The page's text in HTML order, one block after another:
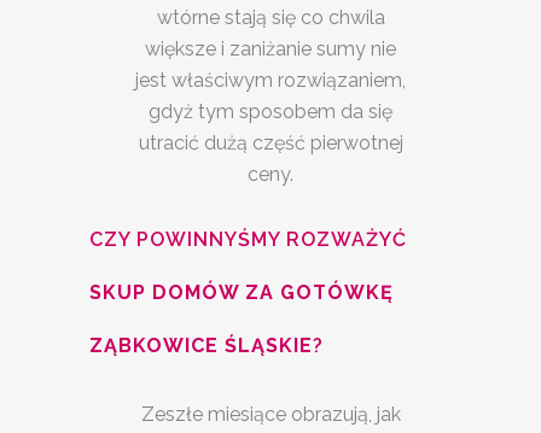
wtórne stają się co chwila
większe i zaniżanie sumy nie
jest właściwym rozwiązaniem,
gdyż tym sposobem da się
utracić dużą część pierwotnej
ceny.
CZY POWINNYŚMY ROZWAŻYĆ
SKUP DOMÓW ZA GOTÓWKĘ
ZĄBKOWICE ŚLĄSKIE?
Zeszłe miesiące obrazują, jak